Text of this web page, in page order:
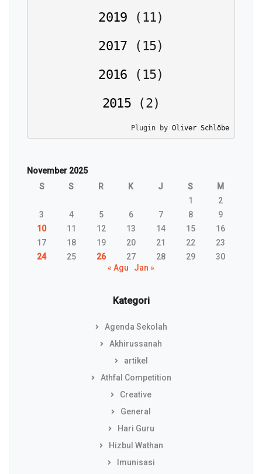
2019
( 11)
2017
( 15)
2016
( 15)
2015
(2)
Plugin by Oliver Schlöbe
November 2025
S
S R K J S
M
1
2
3
4 5 6 7 8
9
10
11 12 13 14 15
16
17
18 19 20 21 22
23
24
25 26 27 28 29
30
« Agu
Jan »
Kategori
Agenda Sekolah
Akhirussanah
artikel
Athfal Competition
Creative
General
Hari Guru
Hizbul Wathan
Imunisasi